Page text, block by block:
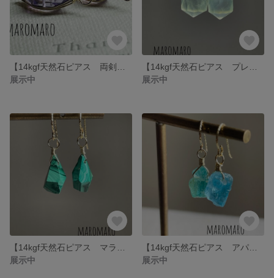
展示中
展示中
展示中
展示中